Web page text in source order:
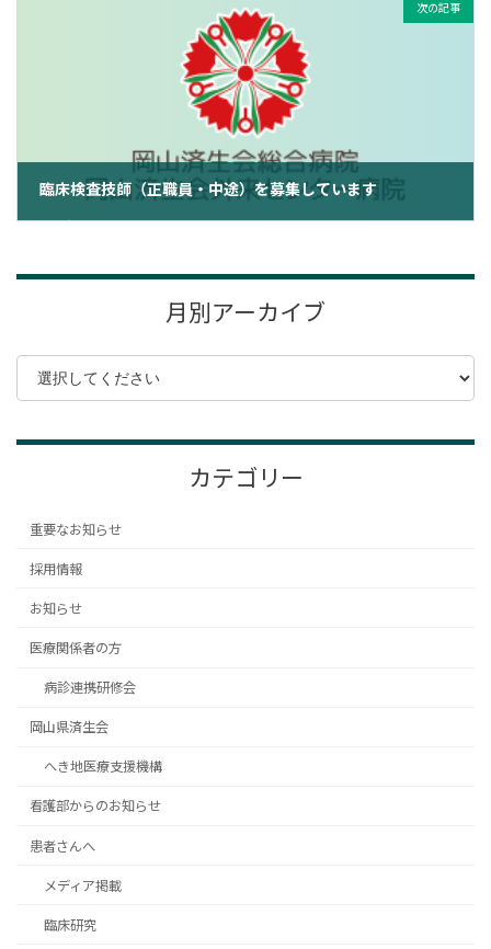
次の記事
臨床検査技師（正職員・中途）を募集しています
2025年2月5日
月別アーカイブ
カテゴリー
重要なお知らせ
採用情報
お知らせ
医療関係者の方
病診連携研修会
岡山県済生会
へき地医療支援機構
看護部からのお知らせ
患者さんへ
メディア掲載
臨床研究